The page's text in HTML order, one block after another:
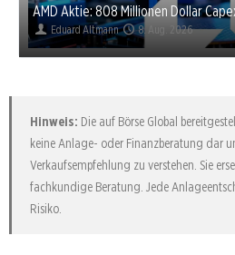
AMD Aktie: 808 Millionen Dollar
Eduard Altmann 8. Aug. 2026
Hinweis: Die auf Börse Global
keine Anlage- oder Finanzberatung dar
Verkaufsempfehlung zu verstehen. Sie
fachkundige Beratung. Jede
Risiko.